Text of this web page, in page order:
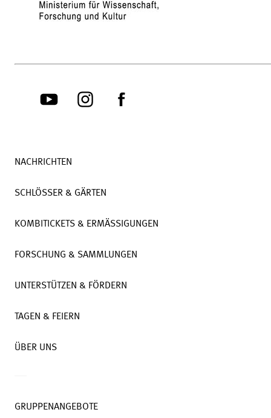
NACHRICHTEN
SCHLÖSSER & GÄRTEN
KOMBITICKETS & ERMÄSSIGUNGEN
FORSCHUNG & SAMMLUNGEN
UNTERSTÜTZEN & FÖRDERN
TAGEN & FEIERN
ÜBER UNS
GRUPPENANGEBOTE